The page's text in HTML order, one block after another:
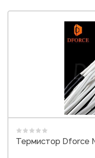
Термистор Dforce